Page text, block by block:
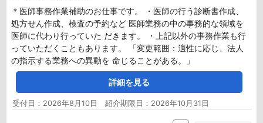
＊医師事務作業補助のお仕事です。 ・医師の行う診断書作成、
処方せん作成、検査の予約など 医師業務の中の事務的な領域を
医師に代わり行っていた だきます。 ・上記以外の事務作業も行
っていただくこともあります。 「変更範囲：適性に応じ、法人
の指示する業務への異動を 命じることがある。」
詳細を見る
受付日：2026年8月10日 紹介期限日：2026年10月31日